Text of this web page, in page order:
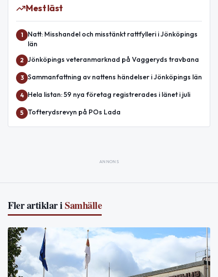
Mest läst
1
Natt: Misshandel och misstänkt rattfylleri i Jönköpings
län
2 Jönköpings veteranmarknad på Vaggeryds travbana
3 Sammanfattning av nattens händelser i Jönköpings län
4 Hela listan: 59 nya företag registrerades i länet i juli
5 Tofterydsrevyn på POs Lada
ANNONS
Fler artiklar iSamhälle